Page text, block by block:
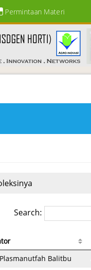
Permintaan Materi
Search:
Balitbu